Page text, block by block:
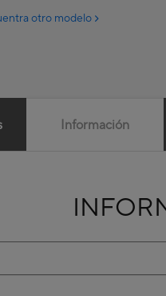
otro modelo
Información